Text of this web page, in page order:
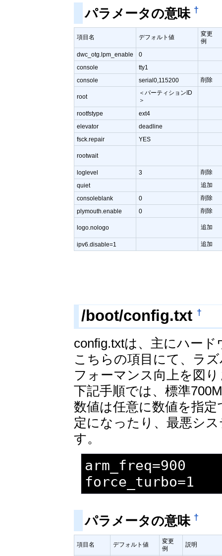
パラメータの意味 †
項目名 デフォルト値
変更
例
dwc_otg.lpm_enable
0
console
tty1
console
serial0,115200 削除
root
＜パーティションID
＞
rootfstype
ext4
elevator
deadline
fsck.repair
YES
rootwait
loglevel 3 削除
quiet 追加
consoleblank 0 削除
plymouth.enable 0 削除
logo.nologo 追加
ipv6.disable=1 追加
/boot/config.txt †
config.txtは、主にハー
こちらの項目にて、ラ
フォーマンス向上を図
下記手順では、標準
数値は任意に数値を指
定になったり、最悪シ
す。
arm_freq=900
force_turbo=1
パラメータの意味 †
項目名 デフォルト値
変更
例
説明